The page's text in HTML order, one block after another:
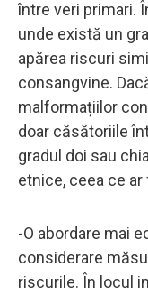
între veri primari.
unde există un
apărea riscuri
consangvine.
malformațiilor
doar căsătoriile
gradul doi sau
etnice, ceea ce
-O abordare mai
considerare
riscurile. În locul